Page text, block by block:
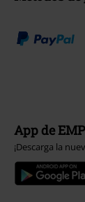
App de EMP
¡Descarga la